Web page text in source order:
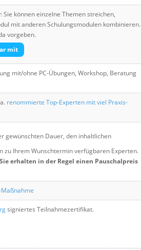
: Sie können einzelne Themen streichen,
mit anderen Schulungsmodulen kombinieren.
vorgeben.
mit
mit/ohne PC-Übungen, Workshop, Beratung
renommierte Top-Experten mit viel Praxis-
gewünschten Dauer, den inhaltlichen
zu Ihrem Wunschtermin verfügbaren Experten.
Sie erhalten in der Regel einen Pauschalpreis
signiertes Teilnahmezertifikat.